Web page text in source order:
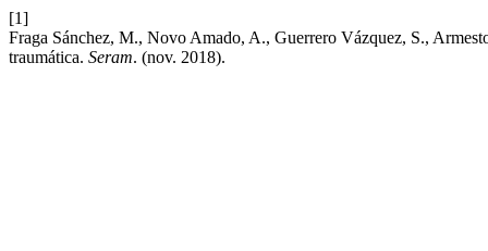
[1]
Fraga Sánchez, M., Novo Amado, A., Guerrero Vázquez, S.,
traumática. Seram. (nov. 2018).